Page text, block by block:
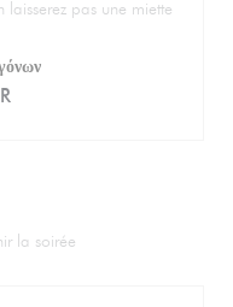
laisserez pas une miette
la soirée